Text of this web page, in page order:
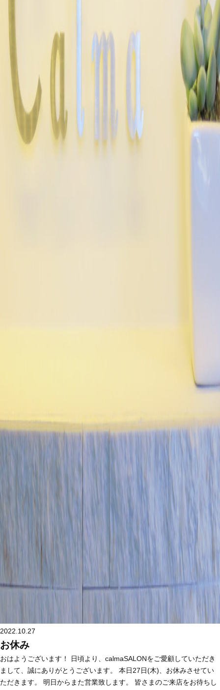
2022.10.27
お休み
おはようございます！ 日頃より、calmaSALONをご愛顧していただき
まして、誠にありがとうございます。 本日27日(木)、お休みさせてい
ただきます。 明日からまた営業致します。 皆さまのご来店をお待ちし